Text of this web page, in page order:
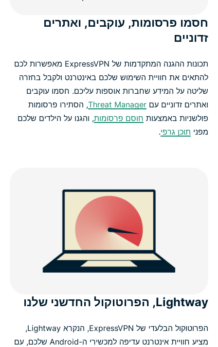
חסמו פרסומות, עוקבים, ואתרים
זדוניים
תכונות ההגנה המתקדמות של ExpressVPN מאפשרות לכם
להתאים את חוויית השימוש שלכם באינטרנט ולקבל בחזרה
שליטה על המידע שחברות אוספות עליכם. חסמו עוקבים
ואתרים זדוניים עם Threat Manager, הסתירו פרסומות
פולשניות באמצעות חוסם פרסומות, והגנו על הילדים שלכם
מפני תוכן גרפי.
Lightway, הפרוטוקול החדשני שלנו
הפרוטוקול הבלעדי של ExpressVPN, הנקרא Lightway,
מציע חוויית אינטרנט עדיפה למכשירי ה-Android שלכם, עם